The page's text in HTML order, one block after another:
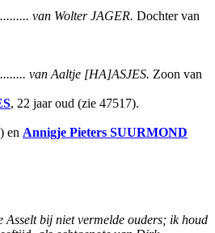
van Wolter JAGER. Dochter van
van Aaltje [HA]ASJES. Zoon van
, 22 jaar oud (zie 47517).
en Annigje Pieters SUURMOND
Asselt bij niet vermelde ouders; ik houd